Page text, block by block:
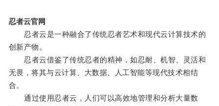
忍者云官网
忍者云是一种融合了传统忍者艺术和现代云计算技术的
创新产物。
忍者云借鉴了传统忍者的精神，如忍耐、机智、灵活和
无畏，将其与云计算、大数据、人工智能等现代技术相结
合。
通过使用忍者云，人们可以高效地管理和分析大量数